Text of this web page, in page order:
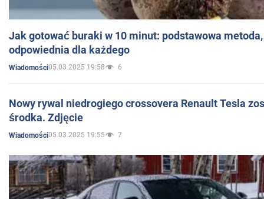
Jak gotować buraki w 10 minut: podstawowa
odpowiednia dla każdego
Wiadomości05.03.2025 19:58 6
Nowy rywal niedrogiego crossovera Renault Tesla
środka. Zdjęcie
Wiadomości05.03.2025 19:55 7